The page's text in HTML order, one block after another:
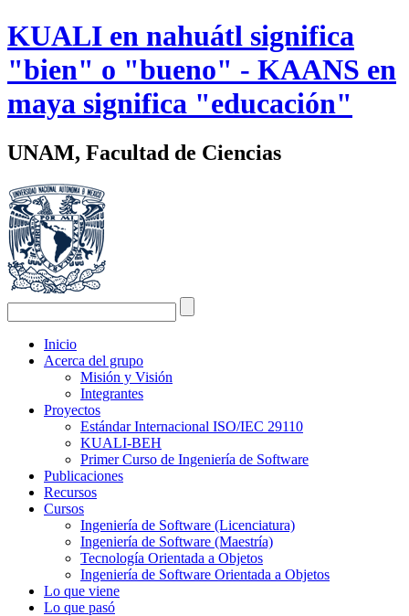
KUALI en nahuátl significa
"bien" o "bueno" - KAANS en
maya significa "educación"
UNAM, Facultad de Ciencias
Inicio
Acerca del grupo
Misión y Visión
Integrantes
Proyectos
Estándar Internacional ISO/IEC 29110
KUALI-BEH
Primer Curso de Ingeniería de Software
Publicaciones
Recursos
Cursos
Ingeniería de Software (Licenciatura)
Ingeniería de Software (Maestría)
Tecnología Orientada a Objetos
Ingeniería de Software Orientada a Objetos
Lo que viene
Lo que pasó